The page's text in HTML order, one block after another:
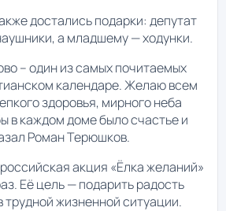
достались подарки: депутат
а младшему — ходунки.
– один из самых почитаемых
календаре. Желаю всем
здоровья, мирного неба
в каждом доме было счастье и
Роман Терюшков.
акция «Ёлка желаний»
Её цель — подарить радость
трудной жизненной ситуации.